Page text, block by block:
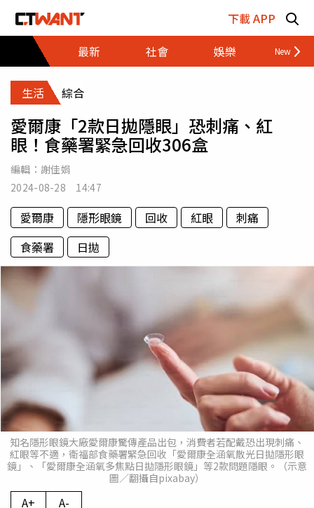
下載 APP
最新
社會 娛樂 財經
生活 綜合
愛爾康「2款日拋隱眼」恐刺痛、紅
眼！食藥署緊急回收306盒
編輯： 謝佳娟
2024-08-28 14:47
愛爾康 隱形眼鏡 回收 紅眼
刺痛
食藥署
日拋
知名隱形眼鏡大廠愛爾康驚傳產品出包，消費者若配戴恐出現刺痛、
紅眼等不適，衛福部食藥署緊急回收「愛爾康全涵氧散光日拋隱形眼
鏡」、「愛爾康全涵氧多焦點日拋隱形眼鏡」等2款問題隱眼。（示意
圖／翻攝自pixabay）
A+ A-